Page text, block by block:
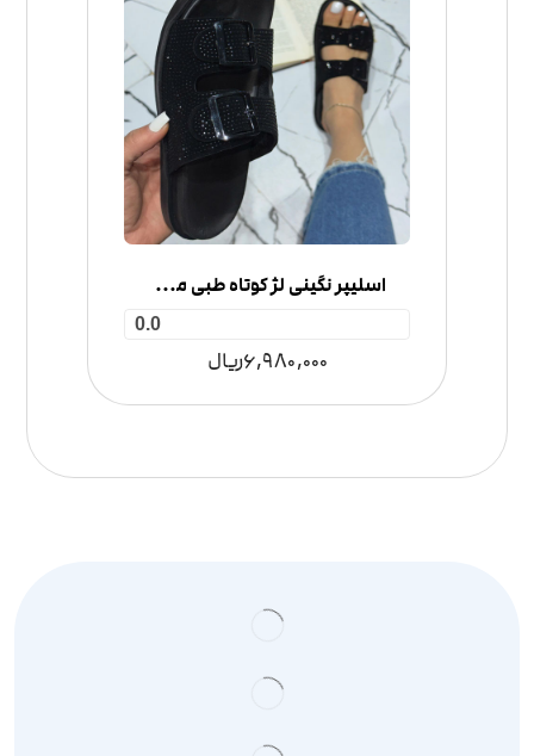
اسلیپر نگینی لژ کوتاه طبی مدل ۲ سگک
0.0
6,980,000ریال